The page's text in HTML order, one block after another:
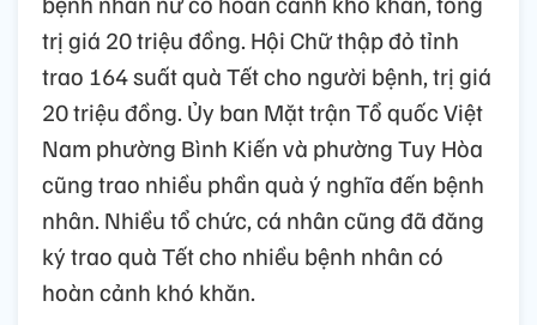
trị giá 20 triệu đồng. Hội Chữ thập đỏ tỉnh
trao 164 suất quà Tết cho người bệnh, trị giá
20 triệu đồng. Ủy ban Mặt trận Tổ quốc Việt
Nam phường Bình Kiến và phường Tuy Hòa
cũng trao nhiều phần quà ý nghĩa đến bệnh
nhân. Nhiều tổ chức, cá nhân cũng đã đăng
ký trao quà Tết cho nhiều bệnh nhân có
hoàn cảnh khó khăn.